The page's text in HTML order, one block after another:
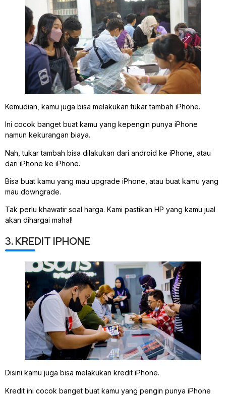
Kemudian, kamu juga bisa melakukan tukar tambah iPhone.
Ini cocok banget buat kamu yang kepengin punya iPhone
namun kekurangan biaya.
Nah, tukar tambah bisa dilakukan dari android ke iPhone, atau
dari iPhone ke iPhone.
Bisa buat kamu yang mau upgrade iPhone, atau buat kamu yang
mau downgrade.
Tak perlu khawatir soal harga. Kami pastikan HP yang kamu jual
akan dihargai mahal!
3. KREDIT IPHONE
Disini kamu juga bisa melakukan kredit iPhone.
Kredit ini cocok banget buat kamu yang pengin punya iPhone